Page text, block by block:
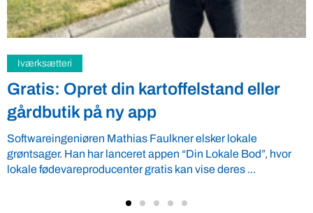
Samfund
Fredspligt giver landmænd strategisk
fordel
Arbejdsgiverforeningen GLS-A tilbyder ordnede forhold, som
giver ro i maven til landmænd – også i usikre tider. VBF byder
velkommen ...